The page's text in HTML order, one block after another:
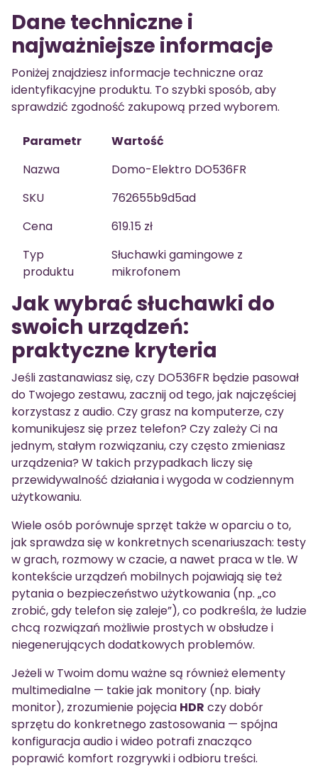
Dane techniczne i
najważniejsze informacje
Poniżej znajdziesz informacje techniczne oraz
identyfikacyjne produktu. To szybki sposób, aby
sprawdzić zgodność zakupową przed wyborem.
Parametr
Wartość
Nazwa
Domo-Elektro DO536FR
SKU
762655b9d5ad
Cena
619.15 zł
Typ
produktu
Słuchawki gamingowe z
mikrofonem
Jak wybrać słuchawki do
swoich urządzeń:
praktyczne kryteria
Jeśli zastanawiasz się, czy DO536FR będzie pasował
do Twojego zestawu, zacznij od tego, jak najczęściej
korzystasz z audio. Czy grasz na komputerze, czy
komunikujesz się przez telefon? Czy zależy Ci na
jednym, stałym rozwiązaniu, czy często zmieniasz
urządzenia? W takich przypadkach liczy się
przewidywalność działania i wygoda w codziennym
użytkowaniu.
Wiele osób porównuje sprzęt także w oparciu o to,
jak sprawdza się w konkretnych scenariuszach: testy
w grach, rozmowy w czacie, a nawet praca w tle. W
kontekście urządzeń mobilnych pojawiają się też
pytania o bezpieczeństwo użytkowania (np. „co
zrobić, gdy telefon się zaleje”), co podkreśla, że ludzie
chcą rozwiązań możliwie prostych w obsłudze i
niegenerujących dodatkowych problemów.
Jeżeli w Twoim domu ważne są również elementy
multimedialne — takie jak monitory (np. biały
monitor), zrozumienie pojęcia HDR czy dobór
sprzętu do konkretnego zastosowania — spójna
konfiguracja audio i wideo potrafi znacząco
poprawić komfort rozgrywki i odbioru treści.